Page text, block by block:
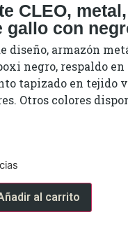
CLEO,
gallo con
diseño, armazón
negro, respaldo
tapizado en tejido
Otros colores
al carrito